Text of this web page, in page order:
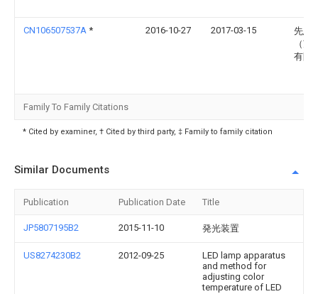
CN106507537A * 2016-10-27 2017-03-15
先恩
（苏
有限
Family To Family Citations
* Cited by examiner, † Cited by third party, ‡ Family to family citation
Similar Documents
Publication Publication Date Title
JP5807195B2 2015-11-10 発光装置
US8274230B2 2012-09-25
LED lamp apparatus
and method for
adjusting color
temperature of LED